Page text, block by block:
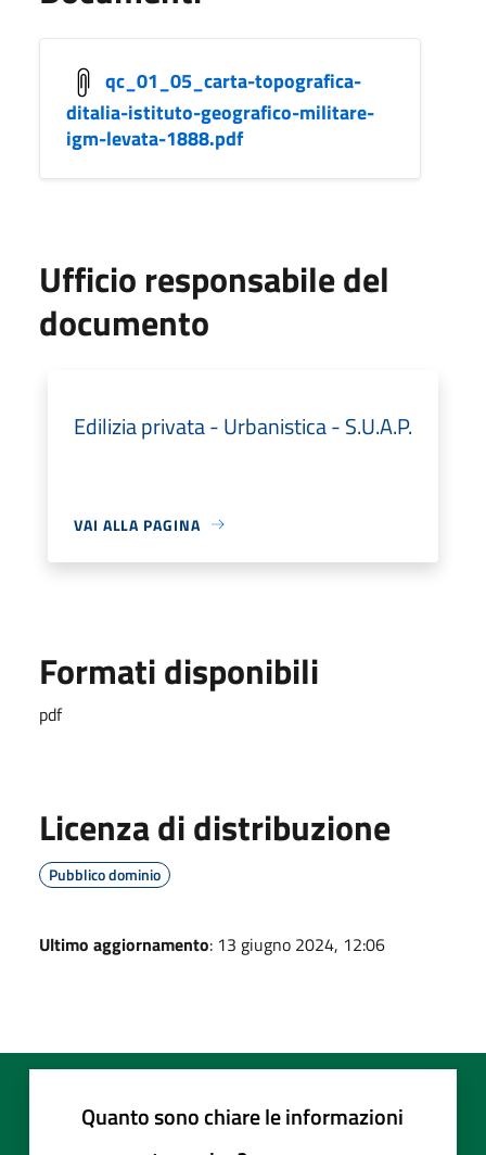
qc_01_05_carta-topografica-
ditalia-istituto-geografico-militare-
igm-levata-1888.pdf
Ufficio responsabile del
documento
Edilizia privata - Urbanistica - S.U.A.P.
VAI ALLA PAGINA
Formati disponibili
pdf
Licenza di distribuzione
Pubblico dominio
Ultimo aggiornamento: 13 giugno 2024, 12:06
Quanto sono chiare le informazioni